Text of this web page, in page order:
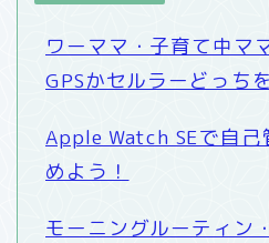
ワーママ・子育て中マ
GPSかセルラーどっち
Apple Watch SEで自
めよう！
モーニングルーティン